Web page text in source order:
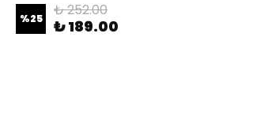
%25 ₺ 252.00
₺ 189.00